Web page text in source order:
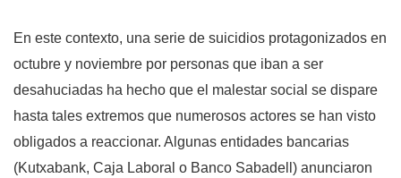
En este contexto, una serie de suicidios protagonizados en
octubre y noviembre por personas que iban a ser
desahuciadas ha hecho que el malestar social se dispare
hasta tales extremos que numerosos actores se han visto
obligados a reaccionar. Algunas entidades bancarias
(Kutxabank, Caja Laboral o Banco Sabadell) anunciaron